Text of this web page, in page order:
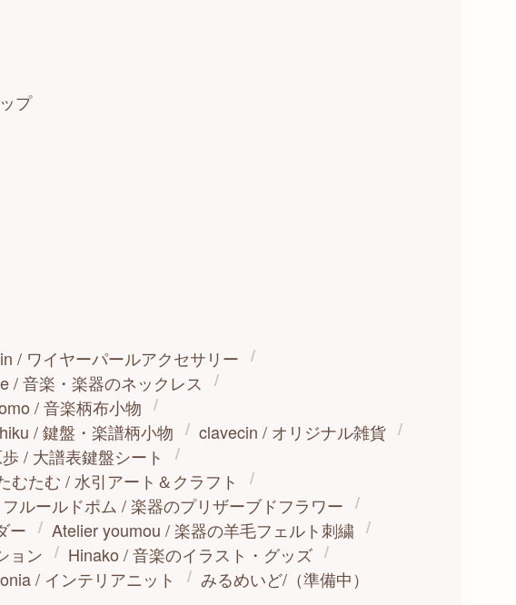
プ
/ ワイヤーパールアクセサリー
/ 音楽・楽器のネックレス
/ 音楽柄布小物
/ 鍵盤・楽譜柄小物
clavecin / オリジナル雑貨
/ 大譜表鍵盤シート
むたむ / 水引アート＆クラフト
フルールドポム / 楽器のプリザーブドフラワー
ー
Atelier youmou / 楽器の羊毛フェルト刺繍
ョン
Hinako / 音楽のイラスト・グッズ
/ インテリアニット みるめいど/（準備中）